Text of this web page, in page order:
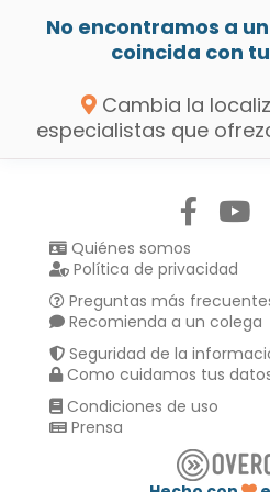
No encontramos a
coincida con
Cambia la
especialistas que
Quiénes somos
Política de privacidad
Preguntas más
Recomienda a un colega
Seguridad de la
Como cuidamos tus
Condiciones de uso
Prensa